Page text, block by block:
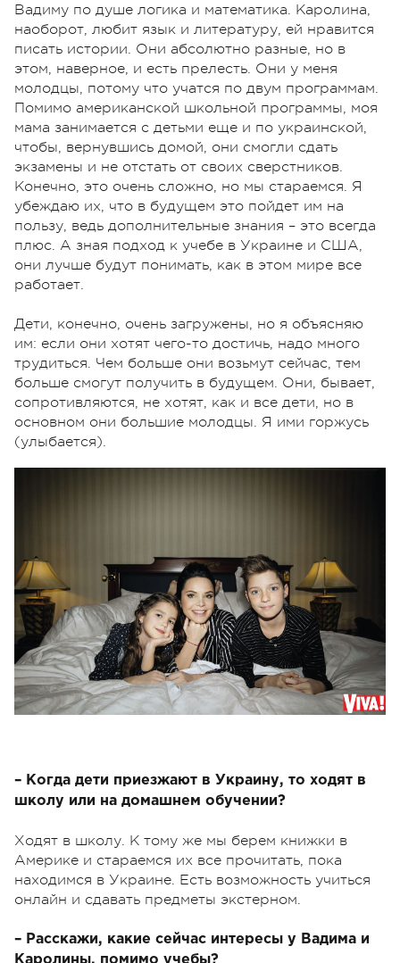
Вадиму по душе логика и математика. Каролина,
наоборот, любит язык и литературу, ей нравится
писать истории. Они абсолютно разные, но в
этом, наверное, и есть прелесть. Они у меня
молодцы, потому что учатся по двум программам.
Помимо американской школьной программы, моя
мама занимается с детьми еще и по украинской,
чтобы, вернувшись домой, они смогли сдать
экзамены и не отстать от своих сверстников.
Конечно, это очень сложно, но мы стараемся. Я
убеждаю их, что в будущем это пойдет им на
пользу, ведь дополнительные знания – это всегда
плюс. А зная подход к учебе в Украине и США,
они лучше будут понимать, как в этом мире все
работает.
Дети, конечно, очень загружены, но я объясняю
им: если они хотят чего-то достичь, надо много
трудиться. Чем больше они возьмут сейчас, тем
больше смогут получить в будущем. Они, бывает,
сопротивляются, не хотят, как и все дети, но в
основном они большие молодцы. Я ими горжусь
(улыбается).
– Когда дети приезжают в Украину, то ходят в
школу или на домашнем обучении?
Ходят в школу. К тому же мы берем книжки в
Америке и стараемся их все прочитать, пока
находимся в Украине. Есть возможность учиться
онлайн и сдавать предметы экстерном.
– Расскажи, какие сейчас интересы у Вадима и
Каролины, помимо учебы?